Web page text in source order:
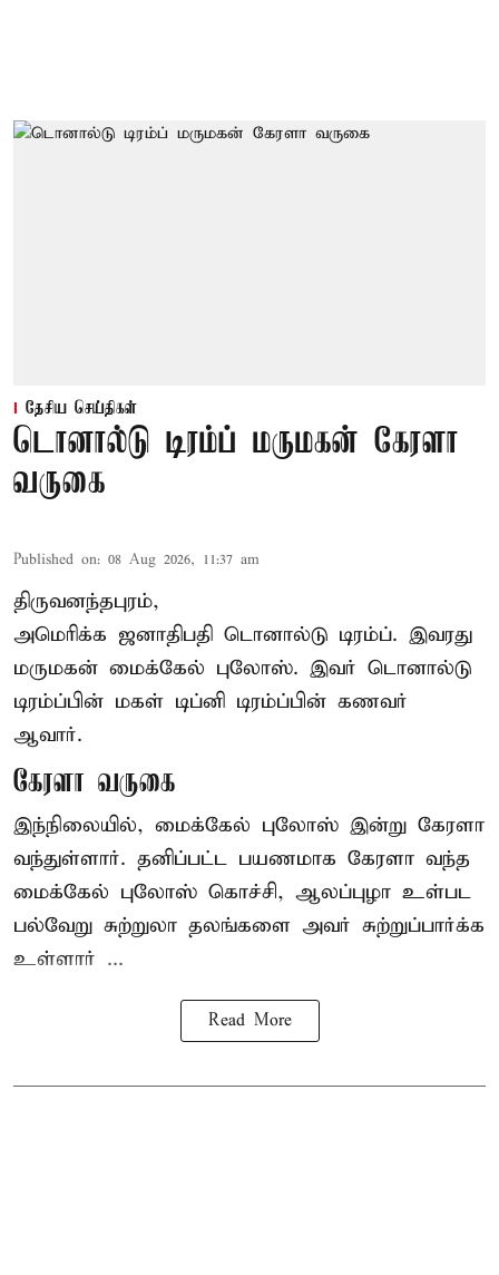
தேசிய செய்திகள்
டொனால்டு டிரம்ப் மருமகன் கேரளா
வருகை
Published on: 08 Aug 2026, 11:37 am
திருவனந்தபுரம்,
அமெரிக்க ஜனாதிபதி டொனால்டு டிரம்ப். இவரது
மருமகன் மைக்கேல் புலோஸ். இவர் டொனால்டு
டிரம்ப்பின் மகள் டிப்னி டிரம்ப்பின் கணவர்
ஆவார்.
கேரளா வருகை
இந்நிலையில், மைக்கேல் புலோஸ் இன்று கேரளா
வந்துள்ளார். தனிப்பட்ட பயணமாக கேரளா வந்த
மைக்கேல் புலோஸ் கொச்சி, ஆலப்புழா உள்பட
பல்வேறு சுற்றுலா தலங்களை அவர் சுற்றுப்பார்க்க
உள்ளார் ...
Read More